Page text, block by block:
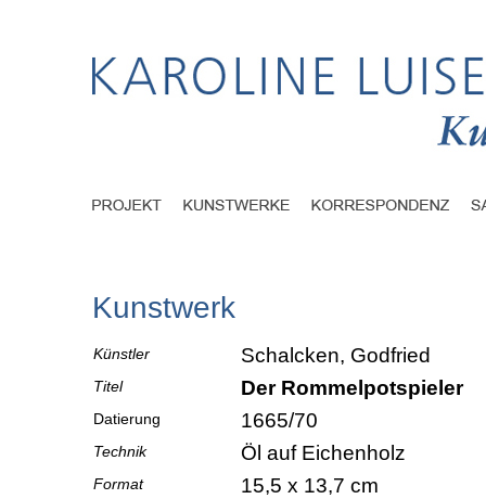
Kunstwerk
Künstler Schalcken, Godfried
Titel Der Rommelpotspieler
Datierung 1665/70
Technik Öl auf Eichenholz
Format 15,5 x 13,7 cm